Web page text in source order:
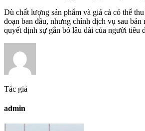
Dù chất lượng sản phẩm và giá cả có thể
đoạn ban đầu, nhưng chính dịch vụ sau
quyết định sự gắn bó lâu dài của người tiêu
Tác giả
admin